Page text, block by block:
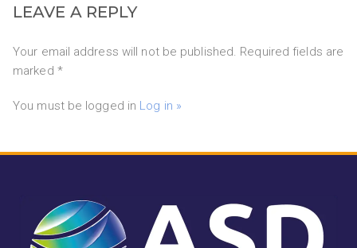
LEAVE A REPLY
Your email address will not be published. Required fields are
marked *
You must be logged in Log in »